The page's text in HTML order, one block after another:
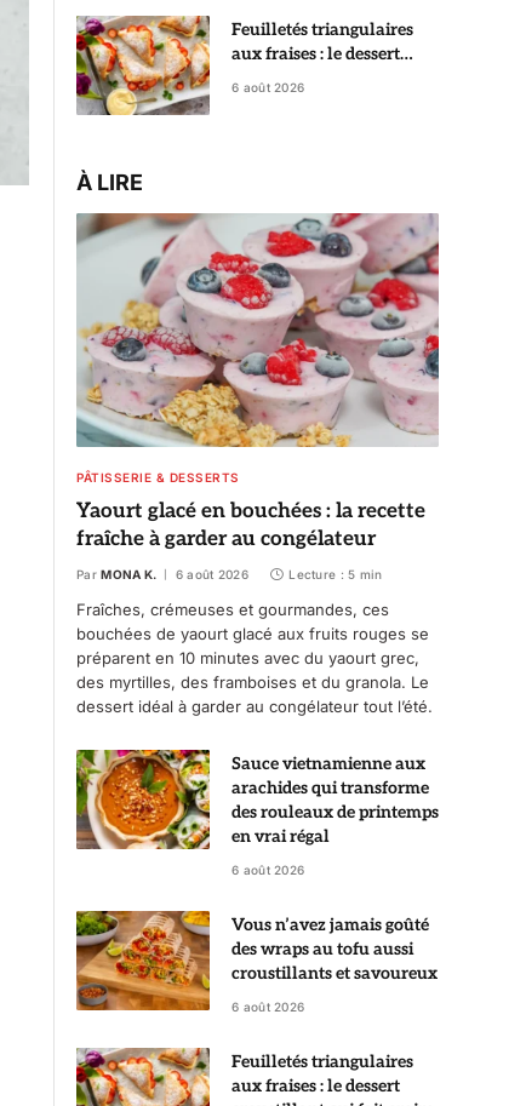
Feuilletés triangulaires
aux fraises : le dessert
croustillant qui fait croire
6 août 2026
À LIRE
PÂTISSERIE & DESSERTS
Yaourt glacé en bouchées : la recette
fraîche à garder au congélateur
Par MONA K. 6 août 2026 Lecture : 5 min
Fraîches, crémeuses et gourmandes, ces
bouchées de yaourt glacé aux fruits rouges se
préparent en 10 minutes avec du yaourt grec,
des myrtilles, des framboises et du granola. Le
dessert idéal à garder au congélateur tout l’été.
Sauce vietnamienne aux
arachides qui transforme
des rouleaux de printemps
en vrai régal
6 août 2026
Vous n’avez jamais goûté
des wraps au tofu aussi
croustillants et savoureux
6 août 2026
Feuilletés triangulaires
aux fraises : le dessert